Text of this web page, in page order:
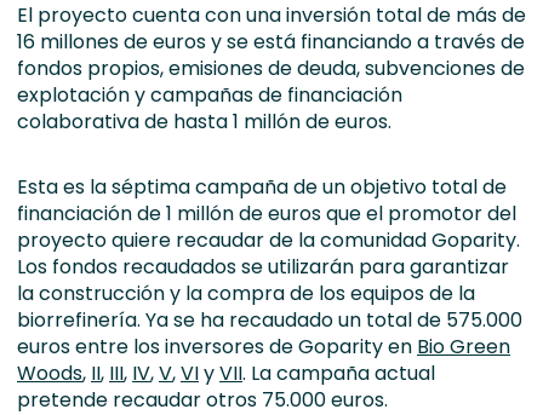
El proyecto cuenta con una inversión total de más de
16 millones de euros y se está financiando a través de
fondos propios, emisiones de deuda, subvenciones de
explotación y campañas de financiación
colaborativa de hasta 1 millón de euros.
Esta es la séptima campaña de un objetivo total de
financiación de 1 millón de euros que el promotor del
proyecto quiere recaudar de la comunidad Goparity.
Los fondos recaudados se utilizarán para garantizar
la construcción y la compra de los equipos de la
biorrefinería. Ya se ha recaudado un total de 575.000
euros entre los inversores de Goparity en Bio Green
Woods, II, III, IV,V,VIyVII. La campaña actual
pretende recaudar otros 75.000 euros.